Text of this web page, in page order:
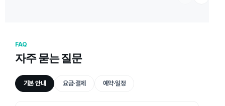
FAQ
자주 묻는 질문
기본 안내 요금·결제 예약·일정